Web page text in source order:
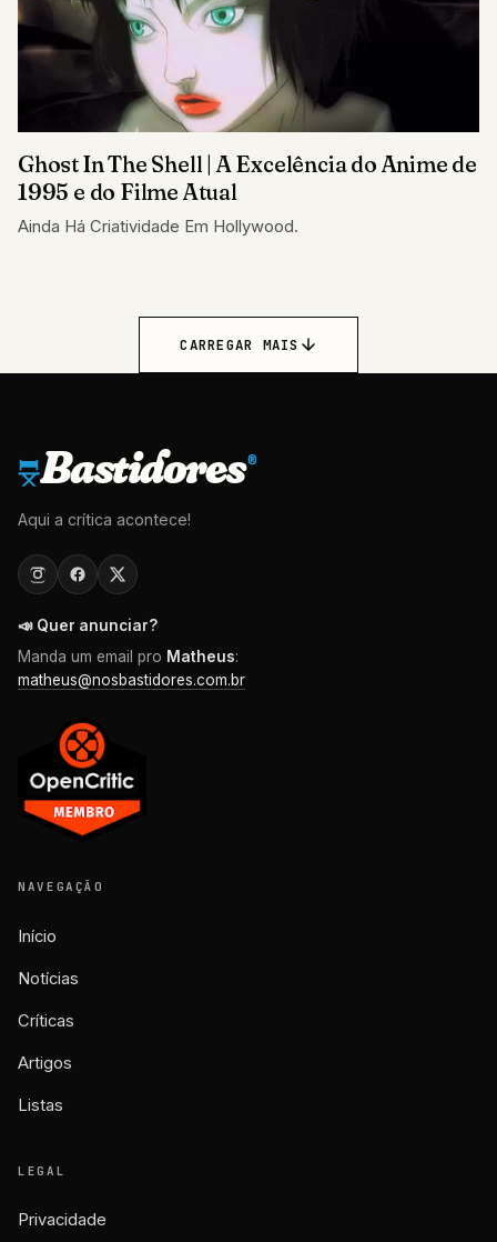
Ghost In The Shell | A Excelência do Anime de
1995 e do Filme Atual
Ainda Há Criatividade Em Hollywood.
CARREGAR MAIS
Bastidores®
Aqui a crítica acontece!
📣 Quer anunciar?
Manda um email pro Matheus:
matheus@nosbastidores.com.br
NAVEGAÇÃO
Início
Notícias
Críticas
Artigos
Listas
LEGAL
Privacidade